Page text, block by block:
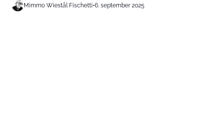
Mimmo Wiestål Fischetti•6. september 2025